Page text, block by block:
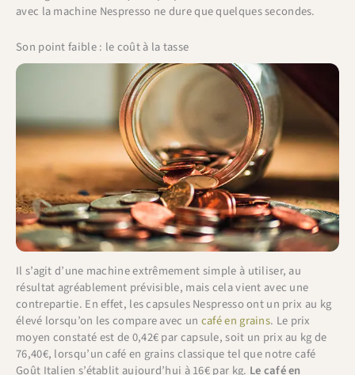
avec la machine Nespresso ne dure que quelques secondes.
Son point faible : le coût à la tasse
Il s’agit d’une machine extrêmement simple à utiliser, au
résultat agréablement prévisible, mais cela vient avec une
contrepartie. En effet, les capsules Nespresso ont un prix au kg
élevé lorsqu’on les compare avec un café en grains. Le prix
moyen constaté est de 0,42€ par capsule, soit un prix au kg de
76,40€, lorsqu’un café en grains classique tel que notre café
Goût Italien s’établit aujourd’hui à 16€ par kg. Le café en